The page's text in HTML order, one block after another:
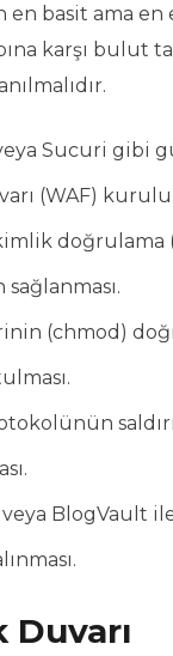
en basit ama
karşı bulut
Sucuri gibi
(WAF)
doğrulama
(chmod)
BlogVault
Duvarı